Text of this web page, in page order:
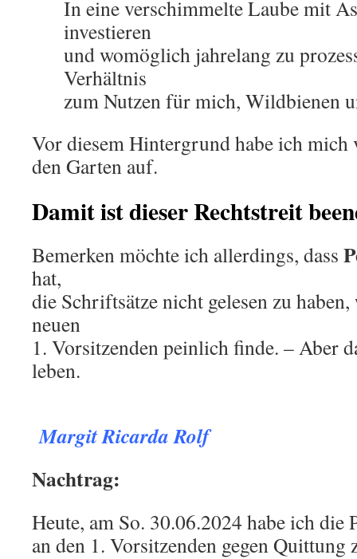
In eine verschimmelte Laube mit
investieren
und womöglich jahrelang zu
Verhältnis
zum Nutzen für mich, Wildbienen
Vor diesem Hintergrund habe ich mich
den Garten auf.
Damit ist dieser Rechtstreit
Bemerken möchte ich allerdings, dass
hat,
die Schriftsätze nicht gelesen zu
neuen
1. Vorsitzenden peinlich finde. – Aber
leben.
Margit Ricarda Rolf
Nachtrag:
Heute, am So. 30.06.2024 habe ich die
an den 1. Vorsitzenden gegen Quittung